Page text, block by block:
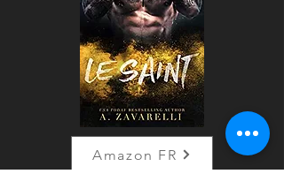
Amazon FR